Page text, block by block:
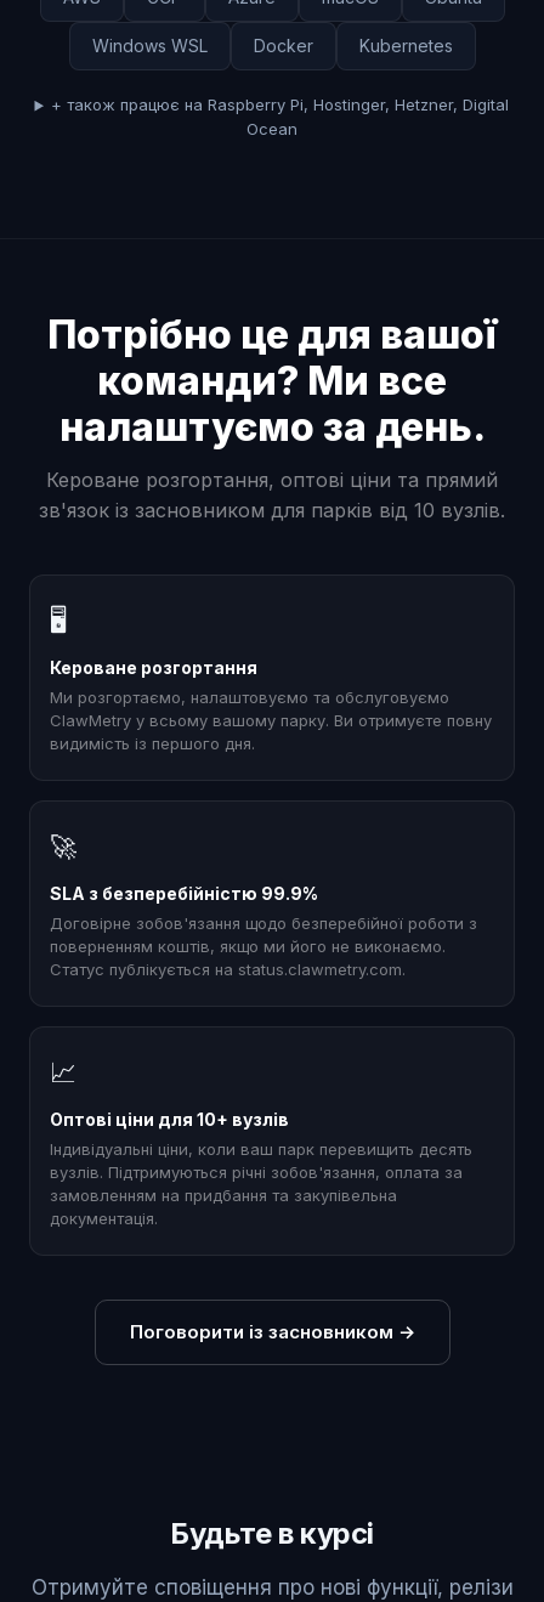
Windows WSL Docker Kubernetes
+ також працює на Raspberry Pi, Hostinger, Hetzner, Digital
Ocean
Потрібно це для вашої
команди? Ми все
налаштуємо за день.
Кероване розгортання, оптові ціни та прямий
зв'язок із засновником для парків від 10 вузлів.
🖥
Кероване розгортання
Ми розгортаємо, налаштовуємо та обслуговуємо
ClawMetry у всьому вашому парку. Ви отримуєте повну
видимість із першого дня.
🚀
SLA з безперебійністю 99.9%
Договірне зобов'язання щодо безперебійної роботи з
поверненням коштів, якщо ми його не виконаємо.
Статус публікується на status.clawmetry.com.
📈
Оптові ціни для 10+ вузлів
Індивідуальні ціни, коли ваш парк перевищить десять
вузлів. Підтримуються річні зобов'язання, оплата за
замовленням на придбання та закупівельна
документація.
Поговорити із засновником →
Будьте в курсі
Отримуйте сповіщення про нові функції, релізи